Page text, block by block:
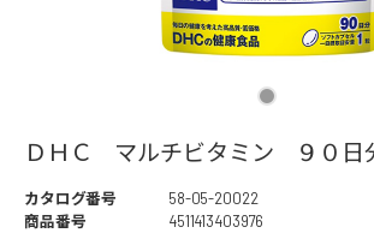
ＤＨＣ マルチビタミン ９０日
カタログ番号
58-05-20022
商品番号
4511413403976